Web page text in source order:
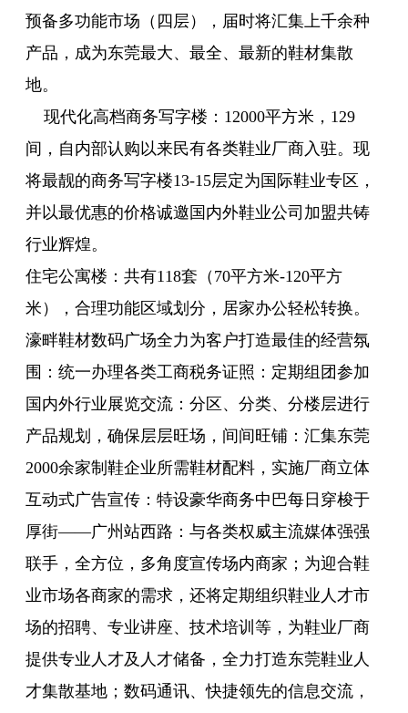
预备多功能市场（四层），届时将汇集上千余种
产品，成为东莞最大、最全、最新的鞋材集散
地。
现代化高档商务写字楼：12000平方米，129
间，自内部认购以来民有各类鞋业厂商入驻。现
将最靓的商务写字楼13-15层定为国际鞋业专区，
并以最优惠的价格诚邀国内外鞋业公司加盟共铸
行业辉煌。
住宅公寓楼：共有118套（70平方米-120平方
米），合理功能区域划分，居家办公轻松转换。
濠畔鞋材数码广场全力为客户打造最佳的经营氛
围：统一办理各类工商税务证照：定期组团参加
国内外行业展览交流：分区、分类、分楼层进行
产品规划，确保层层旺场，间间旺铺：汇集东莞
2000余家制鞋企业所需鞋材配料，实施厂商立体
互动式广告宣传：特设豪华商务中巴每日穿梭于
厚街——广州站西路：与各类权威主流媒体强强
联手，全方位，多角度宣传场内商家；为迎合鞋
业市场各商家的需求，还将定期组织鞋业人才市
场的招聘、专业讲座、技术培训等，为鞋业厂商
提供专业人才及人才储备，全力打造东莞鞋业人
才集散基地；数码通讯、快捷领先的信息交流，